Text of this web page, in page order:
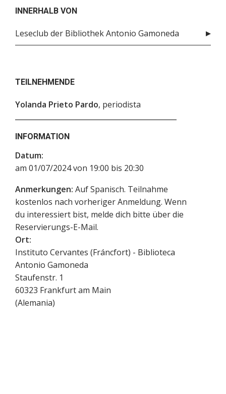
INNERHALB VON
Leseclub der Bibliothek Antonio Gamoneda
TEILNEHMENDE
Yolanda Prieto Pardo, periodista
INFORMATION
Datum:
am 01/07/2024 von 19:00 bis 20:30
Anmerkungen: Auf Spanisch. Teilnahme
kostenlos nach vorheriger Anmeldung. Wenn
du interessiert bist, melde dich bitte über die
Reservierungs-E-Mail.
Ort:
Instituto Cervantes (Fráncfort) - Biblioteca
Antonio Gamoneda
Staufenstr. 1
60323 Frankfurt am Main
(Alemania)